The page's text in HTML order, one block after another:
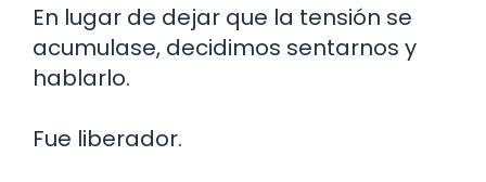
En lugar de dejar que la tensión se
acumulase, decidimos sentarnos y
hablarlo.
Fue liberador.